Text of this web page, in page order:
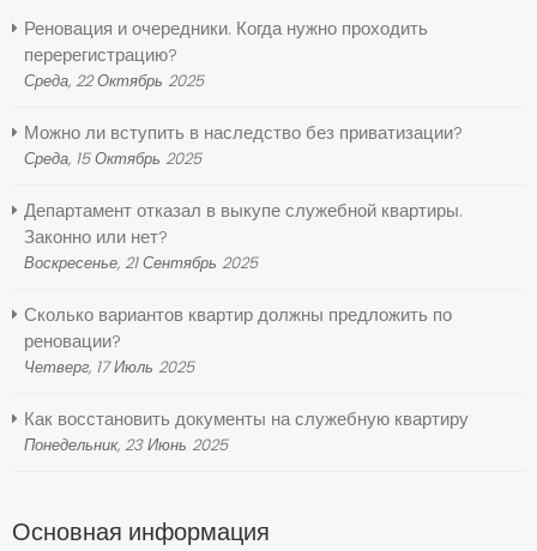
Реновация и очередники. Когда нужно проходить
перерегистрацию?
Среда, 22 Октябрь 2025
Можно ли вступить в наследство без приватизации?
Среда, 15 Октябрь 2025
Департамент отказал в выкупе служебной квартиры.
Законно или нет?
Воскресенье, 21 Сентябрь 2025
Сколько вариантов квартир должны предложить по
реновации?
Четверг, 17 Июль 2025
Как восстановить документы на служебную квартиру
Понедельник, 23 Июнь 2025
Основная информация